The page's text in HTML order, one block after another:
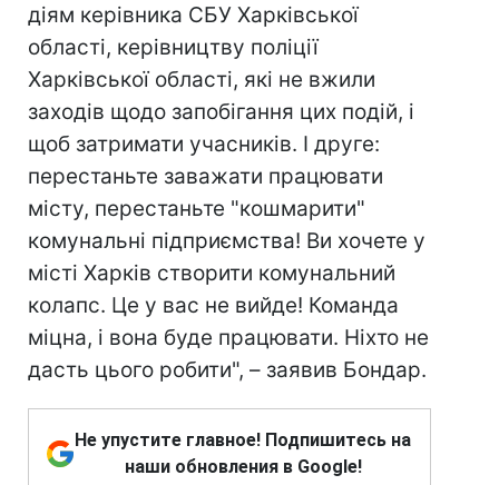
діям керівника СБУ Харківської
області, керівництву поліції
Харківської області, які не вжили
заходів щодо запобігання цих подій, і
щоб затримати учасників. І друге:
перестаньте заважати працювати
місту, перестаньте "кошмарити"
комунальні підприємства! Ви хочете у
місті Харків створити комунальний
колапс. Це у вас не вийде! Команда
міцна, і вона буде працювати. Ніхто не
дасть цього робити", – заявив Бондар.
Не упустите главное! Подпишитесь на
наши обновления в Google!